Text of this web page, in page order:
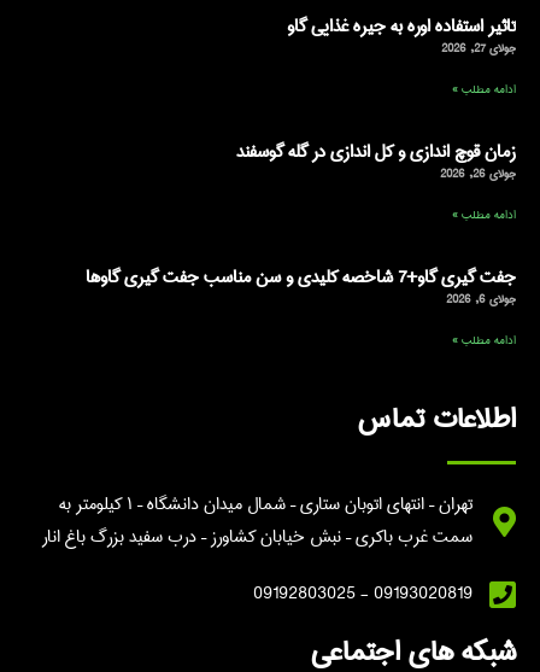
تاثیر استفاده اوره به جیره غذایی گاو
جولای 27, 2026
ادامه مطلب »
زمان قوچ اندازی و کل اندازی در گله گوسفند
جولای 26, 2026
ادامه مطلب »
جفت گیری گاو+7 شاخصه کلیدی و سن مناسب جفت گیری گاوها
جولای 6, 2026
ادامه مطلب »
اطلاعات تماس
تهران – انتهای اتوبان ستاری – شمال میدان دانشگاه – ۱ کیلومتر به
سمت غرب باکری – نبش خیابان کشاورز – درب سفید بزرگ باغ انار
09193020819 - 09192803025
شبکه های اجتماعی